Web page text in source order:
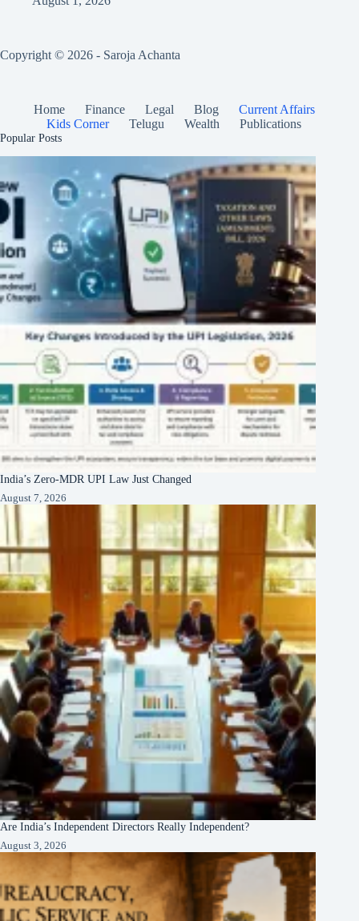
Copyright © 2026 - Saroja Achanta
Home Finance Legal Blog
Current Affairs
Kids Corner
Telugu Wealth Publications
Popular Posts
India’s Zero-MDR UPI Law Just Changed
August 7, 2026
Are India’s Independent Directors Really Independent?
August 3, 2026